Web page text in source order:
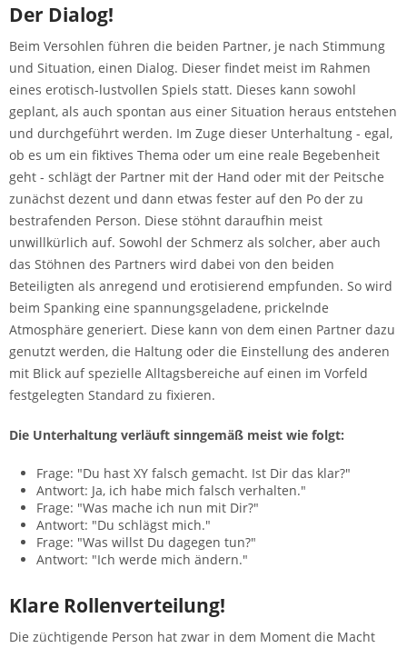
Der Dialog!
Beim Versohlen führen die beiden Partner, je nach Stimmung
und Situation, einen Dialog. Dieser findet meist im Rahmen
eines erotisch-lustvollen Spiels statt. Dieses kann sowohl
geplant, als auch spontan aus einer Situation heraus entstehen
und durchgeführt werden. Im Zuge dieser Unterhaltung - egal,
ob es um ein fiktives Thema oder um eine reale Begebenheit
geht - schlägt der Partner mit der Hand oder mit der Peitsche
zunächst dezent und dann etwas fester auf den Po der zu
bestrafenden Person. Diese stöhnt daraufhin meist
unwillkürlich auf. Sowohl der Schmerz als solcher, aber auch
das Stöhnen des Partners wird dabei von den beiden
Beteiligten als anregend und erotisierend empfunden. So wird
beim Spanking eine spannungsgeladene, prickelnde
Atmosphäre generiert. Diese kann von dem einen Partner dazu
genutzt werden, die Haltung oder die Einstellung des anderen
mit Blick auf spezielle Alltagsbereiche auf einen im Vorfeld
festgelegten Standard zu fixieren.
Die Unterhaltung verläuft sinngemäß meist wie folgt:
Frage: "Du hast XY falsch gemacht. Ist Dir das klar?"
Antwort: Ja, ich habe mich falsch verhalten."
Frage: "Was mache ich nun mit Dir?"
Antwort: "Du schlägst mich."
Frage: "Was willst Du dagegen tun?"
Antwort: "Ich werde mich ändern."
Klare Rollenverteilung!
Die züchtigende Person hat zwar in dem Moment die Macht